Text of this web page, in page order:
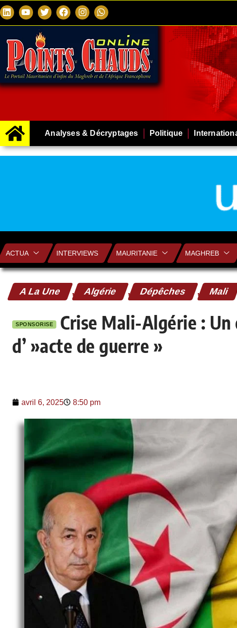
Analyses & Décryptages Politique
ACTUA INTERVIEWS MAURITANIE MAGHREB
A La Une , Algérie , Dépêches , Mali
SPONSORISE
Crise Mali-Algérie :
d’ »acte de guerre »
avril 6, 2025 8:50 pm